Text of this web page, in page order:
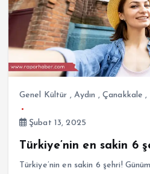
Genel Kültür , Aydın , Çanakkale ,
Şubat 13, 2025
Türkiye’nin en sakin 6
Türkiye’nin en sakin 6 şehri!